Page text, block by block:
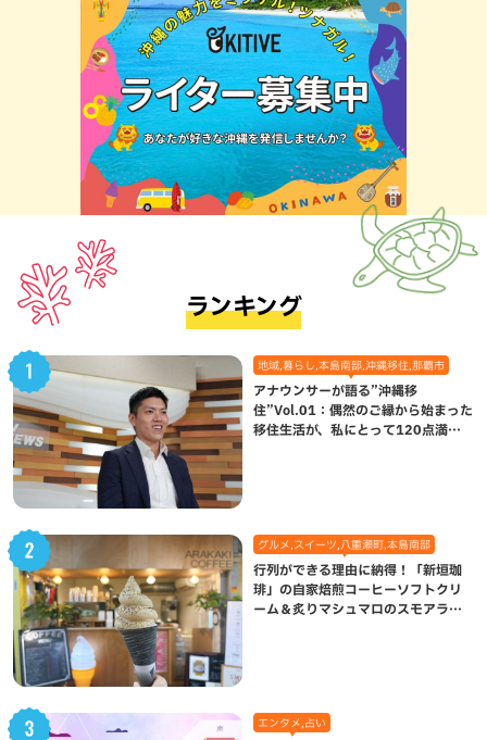
ランキング
地域,暮らし,本島南部,沖縄移住,那覇市
アナウンサーが語る”沖縄移
住”Vol.01：偶然のご縁から始まった
移住生活が、私にとって120点満点
グルメ,スイーツ,八重瀬町,本島南部
行列ができる理由に納得！「新垣珈
琲」の自家焙煎コーヒーソフトクリ
ーム＆炙りマシュマロのスモアラテ
エンタメ,占い